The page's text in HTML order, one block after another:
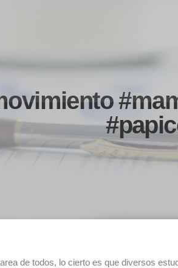
de todos, lo cierto es que diversos